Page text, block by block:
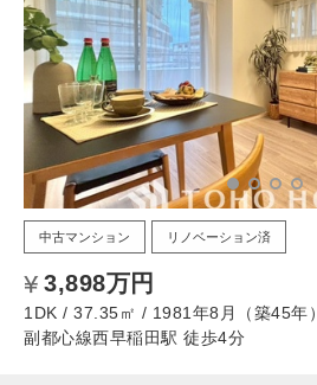
中古マンション リノベーション済
3,898万円
1DK / 37.35㎡ / 1981年8月（築45年）
副都心線西早稲田駅 徒歩4分